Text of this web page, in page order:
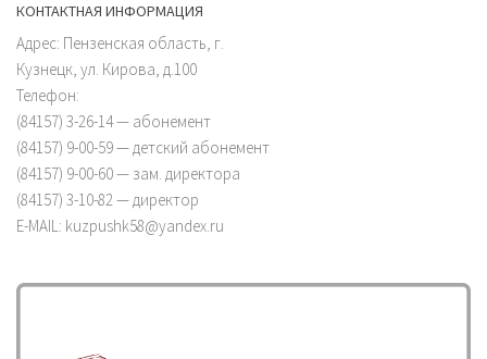
КОНТАКТНАЯ ИНФОРМАЦИЯ
Адрес: Пензенская область, г.
Кузнецк, ул. Кирова, д.100
Телефон:
(84157) 3-26-14 — абонемент
(84157) 9-00-59 — детский абонемент
(84157) 9-00-60 — зам. директора
(84157) 3-10-82 — директор
E-MAIL: kuzpushk58@yandex.ru